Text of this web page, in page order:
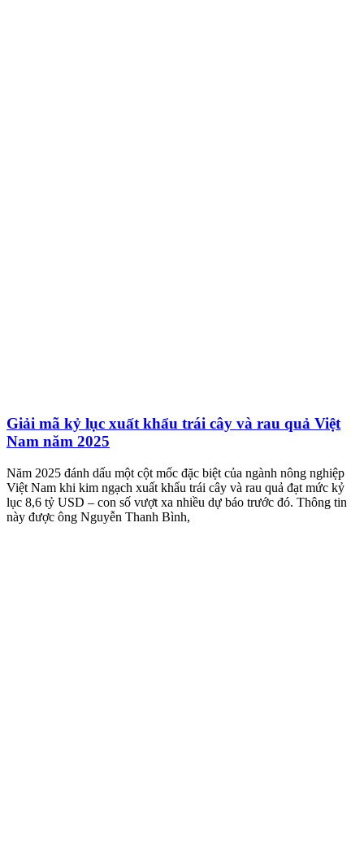
Giải mã kỷ lục xuất khẩu trái cây và rau quả Việt
Nam năm 2025
Năm 2025 đánh dấu một cột mốc đặc biệt của ngành nông nghiệp
Việt Nam khi kim ngạch xuất khẩu trái cây và rau quả đạt mức kỷ
lục 8,6 tỷ USD – con số vượt xa nhiều dự báo trước đó. Thông tin
này được ông Nguyễn Thanh Bình,